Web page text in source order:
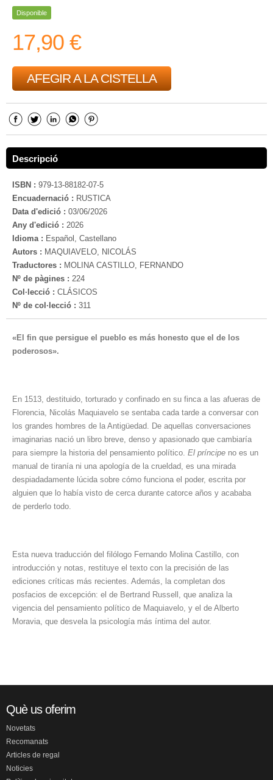
Disponible
17,90 €
AFEGIR A LA CISTELLA
Descripció
ISBN : 979-13-88182-07-5
Encuadernació : RUSTICA
Data d'edició : 03/06/2026
Any d'edició : 2026
Idioma : Español, Castellano
Autors : MAQUIAVELO, NICOLÁS
Traductores : MOLINA CASTILLO, FERNANDO
Nº de pàgines : 224
Col·lecció : CLÁSICOS
Nº de col·lecció : 311
«El fin que persigue el pueblo es más honesto que el de los
poderosos».
En 1513, destituido, torturado y confinado en su finca a las afueras de
Florencia, Nicolás Maquiavelo se sentaba cada tarde a conversar con
los grandes hombres de la Antigüedad. De aquellas conversaciones
imaginarias nació un libro breve, denso y apasionado que cambiaría
para siempre la historia del pensamiento político. El príncipe no es un
manual de tiranía ni una apología de la crueldad, es una mirada
despiadadamente lúcida sobre cómo funciona el poder, escrita por
alguien que lo había visto de cerca durante catorce años y acababa
de perderlo todo.
Esta nueva traducción del filólogo Fernando Molina Castillo, con
introducción y notas, restituye el texto con la precisión de las
ediciones críticas más recientes. Además, la completan dos
posfacios de excepción: el de Bertrand Russell, que analiza la
vigencia del pensamiento político de Maquiavelo, y el de Alberto
Moravia, que desvela la psicología más íntima del autor.
Què us oferim
Novetats
Recomanats
Articles de regal
Noticies